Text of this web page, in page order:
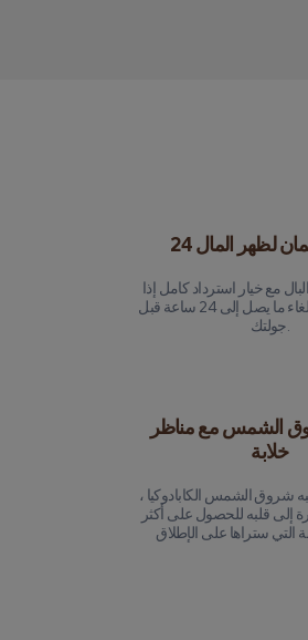
لظهر المال
مع خيار استرداد كامل إذا
كنت بحاجة إلى إلغاء ما يصل إلى 24 ساعة قبل
جولتك.
الشمس مع مناظر
خلابة
شروق الشمس الكابادوكيا ،
إلى قلبه للحصول على أكثر